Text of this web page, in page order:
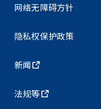
网络无障碍方针
隐私权保护政策
新闻
法规等